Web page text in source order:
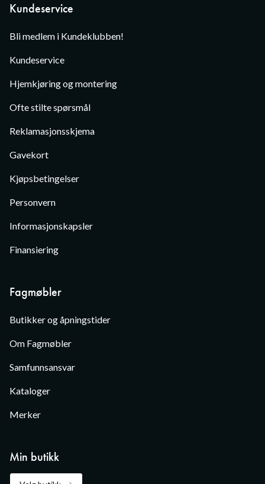
Kundeservice
Bli medlem i Kundeklubben!
Kundeservice
Hjemkjøring og montering
Ofte stilte spørsmål
Reklamasjonsskjema
Gavekort
Kjøpsbetingelser
Personvern
Informasjonskapsler
Finansiering
Fagmøbler
Butikker og åpningstider
Om Fagmøbler
Samfunnsansvar
Kataloger
Merker
Min butikk